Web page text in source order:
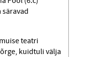
teatri
kuidtuli välja